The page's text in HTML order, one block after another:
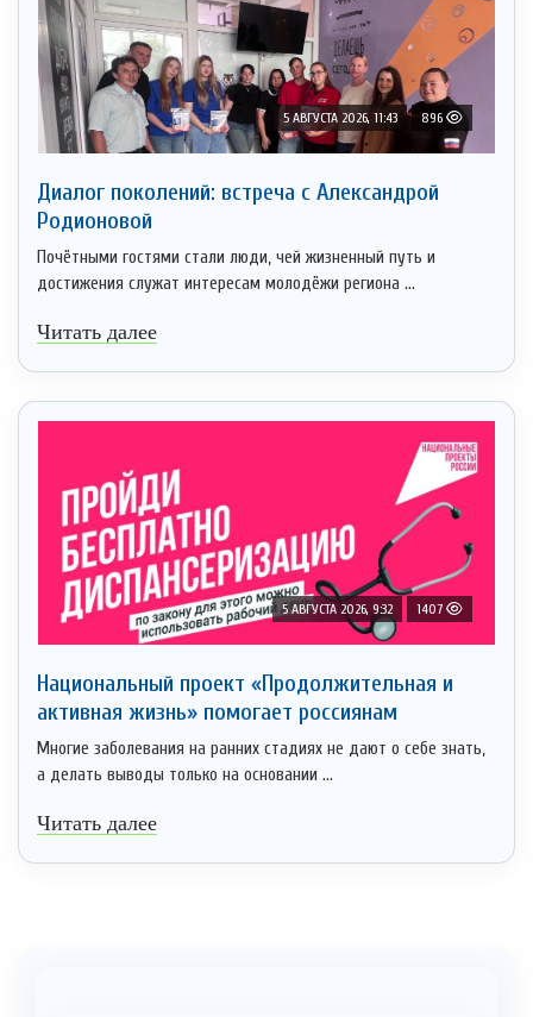
5 АВГУСТА 2026, 11:43 896
Диалог поколений: встреча с Александрой
Родионовой
Почётными гостями стали люди, чей жизненный путь и
достижения служат интересам молодёжи региона ...
Читать далее
5 АВГУСТА 2026, 9:32 1407
Национальный проект «Продолжительная и
активная жизнь» помогает россиянам
Многие заболевания на ранних стадиях не дают о себе знать,
а делать выводы только на основании ...
Читать далее